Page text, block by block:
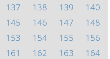
137 138 139
140
145 146 147
148
153 154 155
156
161 162 163
164